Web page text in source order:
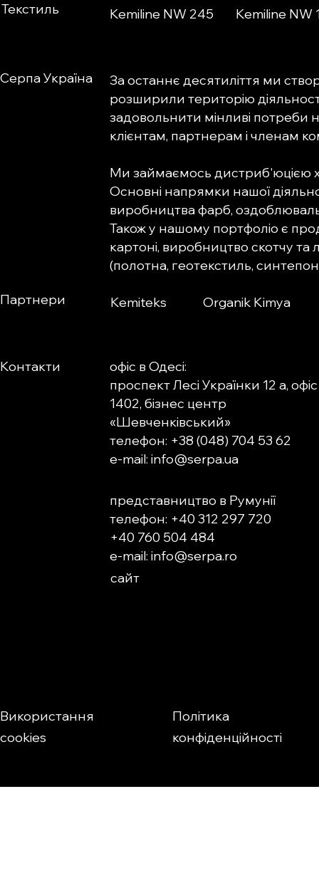
Текстиль Kemiline NW 245 Kemiline NW
Серпа Україна
За останнє десятиліття ми
розширили територію
задовольнити мінливі
клієнтам, партнерам і членам
Ми займаємось дистриб'юцією
Основні напрямки нашої
виробництва фарб,
Також у нашому портфоліо є
картоні, виробництво скотчу та
(полотна, геотекстиль,
Партнери Kemiteks Organik Kimya
Контакти
офіс в Одесі:
проспект Лесі Українки 12 а, офіс
1402, бізнес центр
«Шевченківський»
телефон: +38 (048) 704 53 62
e-mail: info@serpa.ua
представництво в Румунії
телефон: +40 312 297 720
+40 760 504 484
e-mail: info@serpa.ro
сайт
Використання
cookies
Політика
конфіденційності